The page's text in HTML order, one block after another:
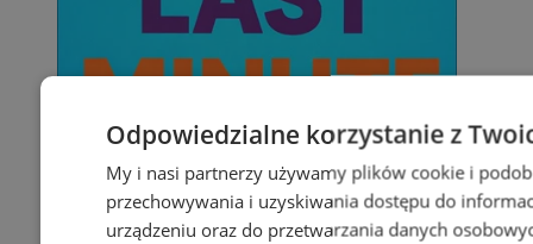
Odpowiedzialne korzystanie z
My i nasi partnerzy używamy plików cookie i
przechowywania i uzyskiwania dostępu do
urządzeniu oraz do przetwarzania danych